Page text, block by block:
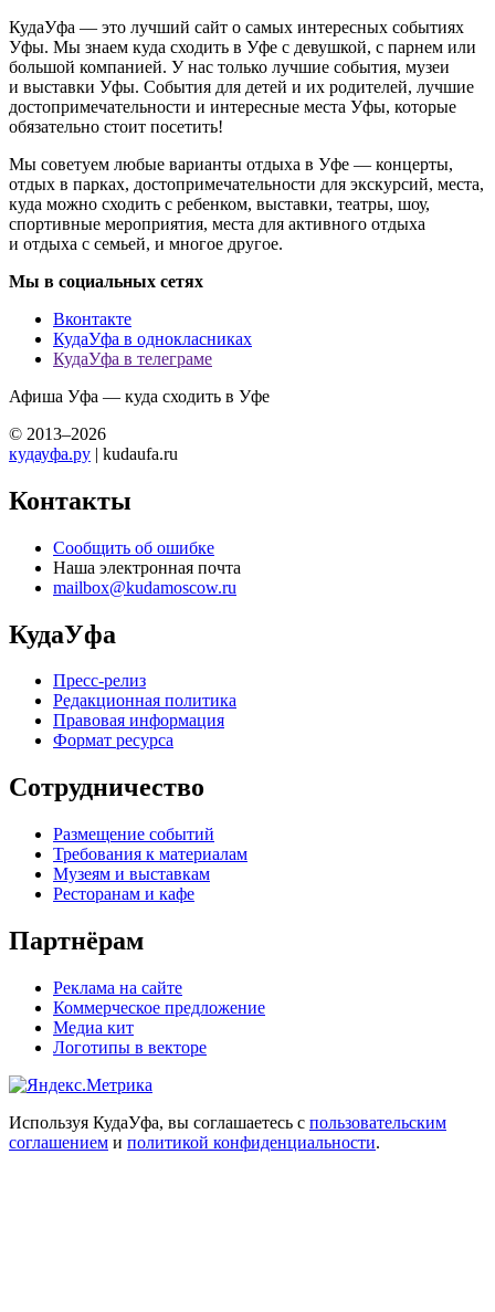
КудаУфа — это лучший сайт о самых интересных событиях
Уфы. Мы знаем куда сходить в Уфе с девушкой, с парнем или
большой компанией. У нас только лучшие события, музеи
и выставки Уфы. События для детей и их родителей, лучшие
достопримечательности и интересные места Уфы, которые
обязательно стоит посетить!
Мы советуем любые варианты отдыха в Уфе — концерты,
отдых в парках, достопримечательности для экскурсий, места,
куда можно сходить с ребенком, выставки, театры, шоу,
спортивные мероприятия, места для активного отдыха
и отдыха с семьей, и многое другое.
Мы в социальных сетях
Вконтакте
КудаУфа в однокласниках
КудаУфа в телеграме
Афиша Уфа — куда сходить в Уфе
© 2013–2026
кудауфа.ру | kudaufa.ru
Контакты
Сообщить об ошибке
Наша электронная почта
mailbox@kudamoscow.ru
КудаУфа
Пресс-релиз
Редакционная политика
Правовая информация
Формат ресурса
Сотрудничество
Размещение событий
Требования к материалам
Музеям и выставкам
Ресторанам и кафе
Партнёрам
Реклама на сайте
Коммерческое предложение
Медиа кит
Логотипы в векторе
Используя КудаУфа, вы соглашаетесь с пользовательским
соглашением и политикой конфиденциальности.